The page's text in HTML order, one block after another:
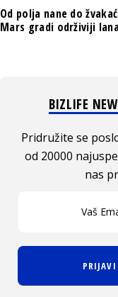
Od polja nane do
Mars gradi održiviji
BIZLIFE
Pridružite se
od 20000
nas
PRIJAVI